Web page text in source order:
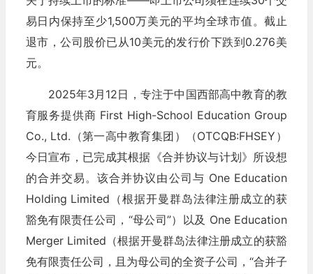
易日内保持至少1,500万美元的平均全球市值。截止
退市，公司股价已从10美元的发行价下跌到0.276美
元。
2025年3月12日，专注于中国西部高中教育的教
育服务提供商 First High-School Education Group
Co., Ltd.（第一高中教育集团）（OTCQB:FHSEY）
今日宣布，已完成其根据《合并协议与计划》所设想
的合并交易。该合并协议由公司与 One Education
Holding Limited（根据开曼群岛法律注册成立的获
豁免有限责任公司，“母公司”）以及 One Education
Merger Limited（根据开曼群岛法律注册成立的获豁
免有限责任公司，且为母公司的全资子公司，“合并子